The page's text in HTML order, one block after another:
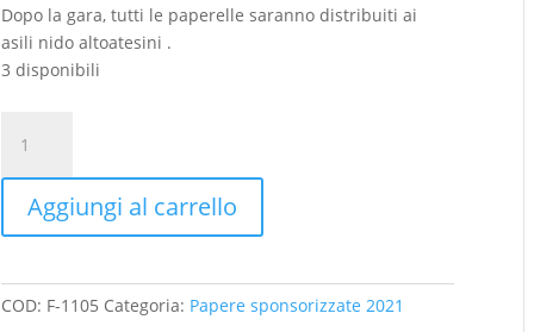
Dopo la gara, tutti le paperelle saranno distribuiti ai
asili nido altoatesini .
3 disponibili
quantità
Aggiungi al carrello
COD: F-1105 Categoria: Papere sponsorizzate 2021